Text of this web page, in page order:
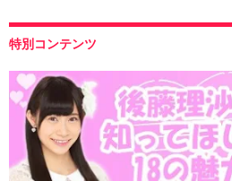
特別コンテンツ